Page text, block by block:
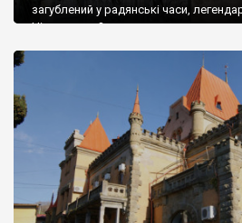
загублений у радянські часи,
Ніжин греки?